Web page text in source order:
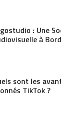
: Une
à
sont les
TikTok ?